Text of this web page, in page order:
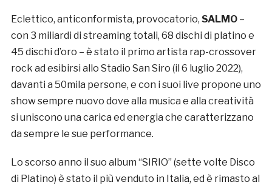
Eclettico, anticonformista, provocatorio, SALMO–
con 3 miliardi di streaming totali, 68 dischi di platino e
45 dischi d’oro – è stato il primo artista rap-crossover
rock ad esibirsi allo Stadio San Siro (il 6 luglio 2022),
davanti a 50mila persone, e con i suoi live propone uno
show sempre nuovo dove alla musica e alla creatività
si uniscono una carica ed energia che caratterizzano
da sempre le sue performance.
Lo scorso anno il suo album “SIRIO” (sette volte Disco
di Platino) è stato il più venduto in Italia, ed è rimasto al